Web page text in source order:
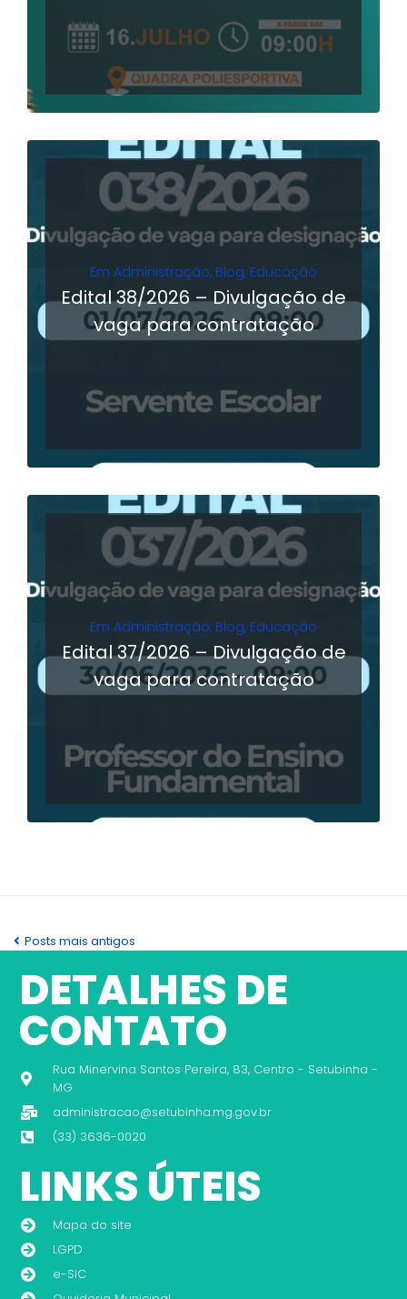
Em Administração, Blog, Educação
Edital 38/2026 – Divulgação de
vaga para contratação
Em Administração, Blog, Educação
Edital 37/2026 – Divulgação de
vaga para contratação
Posts mais antigos
DETALHES DE
CONTATO
Rua Minervina Santos Pereira, 83, Centro - Setubinha -
MG
administracao@setubinha.mg.gov.br
(33) 3636-0020
LINKS ÚTEIS
Mapa do site
LGPD
e-SIC